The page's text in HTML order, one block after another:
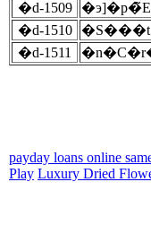
�d-1509
�d-1510
�S���t
�d-1511
payday loans online
Play Luxury Dried